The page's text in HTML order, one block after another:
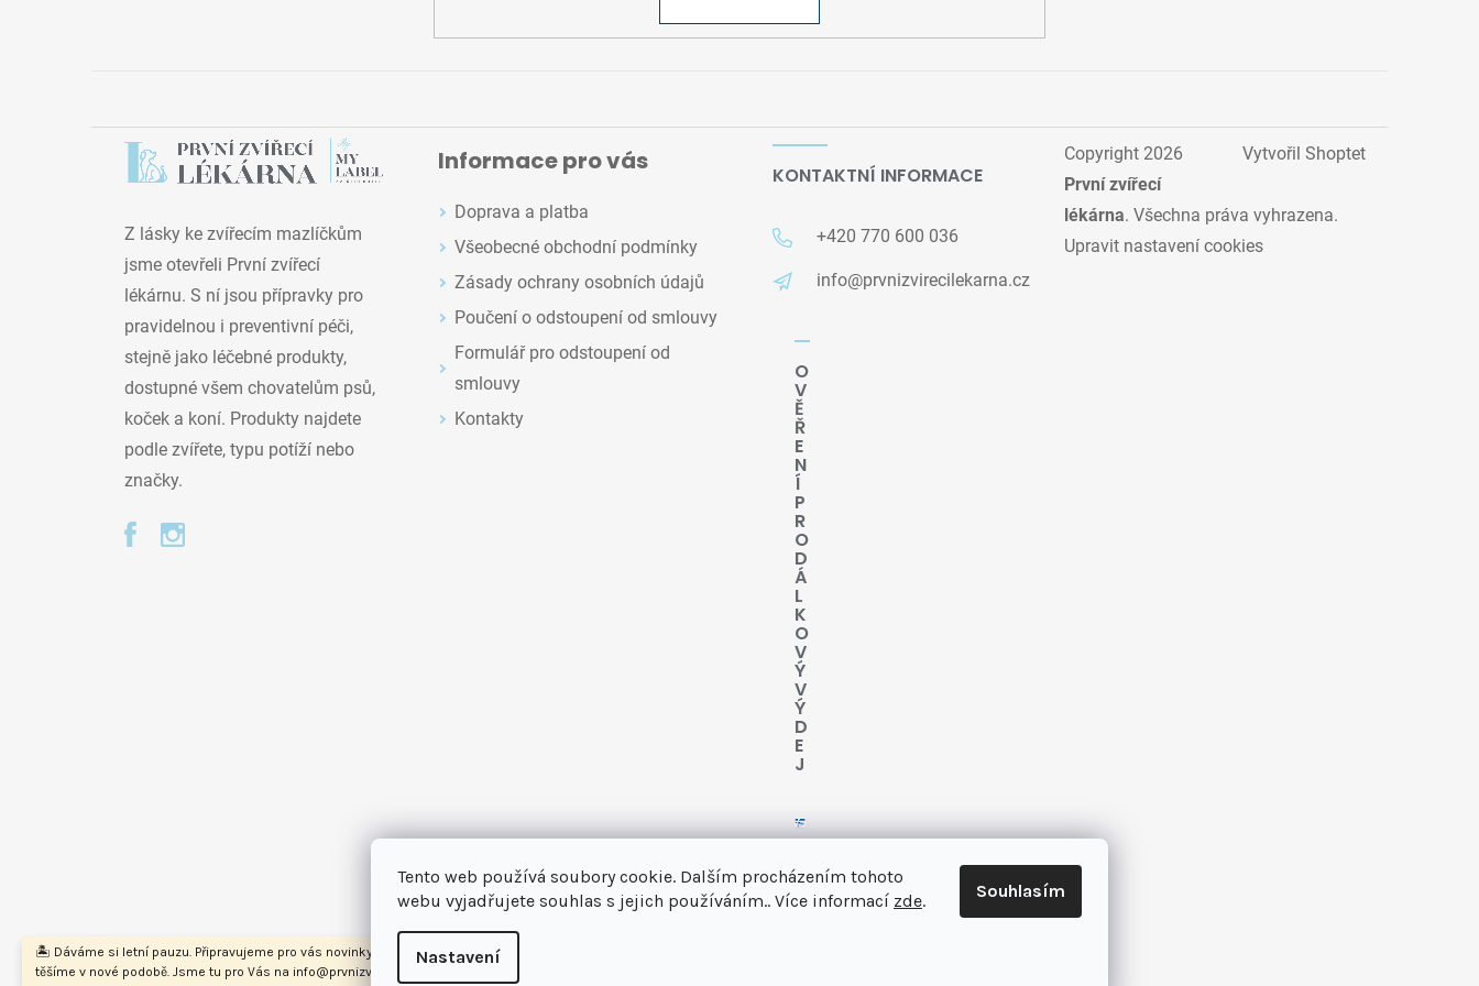
Tento web používá soubory cookie. Dalším procházením tohoto
webu vyjadřujete souhlas s jejich používáním.. Více informací zde.
Nastavení
Souhlasím
🏝️ Dáváme si letní pauzu. Připravujeme pro vás novinky a na podzim se na vás
těšíme v nové podobě. Jsme tu pro Vás na info@prvnizvirecilekarna.cz 🩵
Z lásky ke zvířecím mazlíčkům
jsme otevřeli První zvířecí
lékárnu. S ní jsou přípravky pro
pravidelnou i preventivní péči,
stejně jako léčebné produkty,
dostupné všem chovatelům psů,
koček a koní. Produkty najdete
podle zvířete, typu potíží nebo
značky.
Informace pro vás
Doprava a platba
Všeobecné obchodní podmínky
Zásady ochrany osobních údajů
Poučení o odstoupení od smlouvy
Formulář pro odstoupení od
smlouvy
Kontakty
KONTAKTNÍ INFORMACE
+420 770 600 036
info@prvnizvirecilekarna.cz
O
V
Ě
Ř
E
N
Í
P
R
O
D
Á
L
K
O
V
Ý
V
Ý
D
E
J
Vytvořil Shoptet
Copyright 2026
První zvířecí
lékárna. Všechna práva vyhrazena.
Upravit nastavení cookies